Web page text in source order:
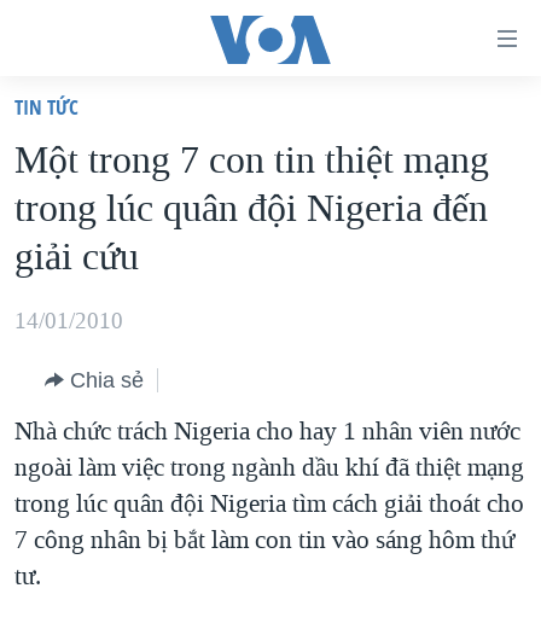
truy
cập
Tới
nội
dung
chính
hướng
chính
Đi
tới
"Tìm"
VIỆT NAM
HOA KỲ
BIỂN ĐÔNG
THẾ GIỚI
DIỄN ĐÀN
MỤC
TỰ DO BÁO CHÍ
VẠCH TRẦN TIN GIẢ
CHUYÊN ĐỀ
CHIẾN TRANH THƯƠNG MẠI CỦA MỸ: QUÁ KHỨ VÀ HIỆN
TẠI
HỌC TIẾNG ANH
VIDEO
TIN TỨC
Một trong 7 con tin thiệt mạng
trong lúc quân đội Nigeria đến
giải cứu
14/01/2010
Chia sẻ
Nhà chức trách Nigeria cho hay 1 nhân viên nước
ngoài làm việc trong ngành dầu khí đã thiệt mạng
trong lúc quân đội Nigeria tìm cách giải thoát cho
7 công nhân bị bắt làm con tin vào sáng hôm thứ
tư.